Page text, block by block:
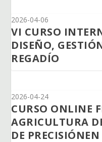
2026-04-06
VI CURSO
DISEÑO,
REGADÍO
2026-04-24
CURSO ONLINE
AGRICULTURA
DE